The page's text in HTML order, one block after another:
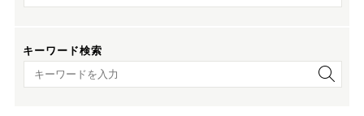
キーワード検索
キーワード検索